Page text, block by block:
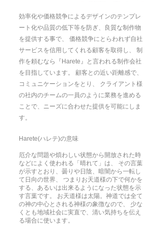
効率化や価格競争によるデザインのテンプレ
ート化や品質の低下等を防ぎ、良質な制作物
を提供する事で、 価格競争にとらわれず自社
サービスを信用してくれる顧客を取得し、 制
作を頼むなら『Harete』と言われる制作会社
を目指しています。 顧客との近い距離感で、
コミュニケーションをとり、 クライアント様
の社内のチームの一員のように業務を進める
ことで、ニーズに合わせた提供を可能にしま
す。
Harete(ハレテ)の意味
厄介な問題や煩わしい状態から開放された時
などによく使われる「晴れて」は、 その言葉
が示すとおり、曇りや日陰、暗闇から一転し
て日向の世界、 つまりお天道様の下で何かを
する、あるいは出来るようになった状態を示
す言葉です。 お天道様は太陽。神道では全て
の神の中心とされる神様の象徴なので、 少な
くとも地域社会に実直で、清い気持ちを伝え
る場合に使います。